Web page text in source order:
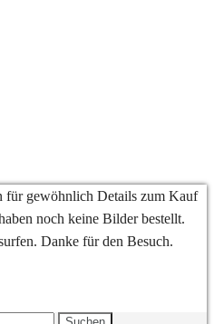
für gewöhnlich Details zum Kauf
noch keine Bilder bestellt.
Danke für den Besuch.